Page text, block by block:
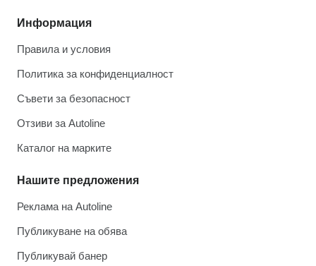
Информация
Правила и условия
Политика за конфиденциалност
Съвети за безопасност
Отзиви за Autoline
Каталог на марките
Нашите предложения
Реклама на Autoline
Публикуване на обява
Публикувай банер